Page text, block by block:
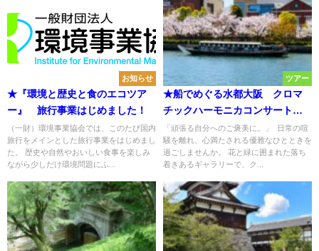
お知らせ
★『環境と歴史と食のエコツア
ー』 旅行事業はじめました！
（一財）環境事業協会では、このたび国内
旅行をメインとした旅行事業をはじめまし
た。 歴史や自然やおいしい食事を楽しみ
ながら少しだけ環境問題にふ...
ツアー
★船でめぐる水都大阪 クロマ
チックハーモニカコンサートと
ご褒美ランチの優雅なひとと
き 2026年10月16日(金)・18日
(日)・24日(土) 現地集合・解散
「頑張る自分へのご褒美に。」 日常の喧
騒を離れ、心満たされる優雅なひとときを
過ごしませんか。 花と緑に囲まれた落ち
着きあるギャラリーで、ク...